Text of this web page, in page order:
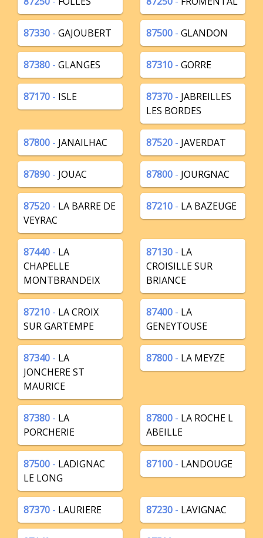
87330 - GAJOUBERT 87500 - GLANDON
87380 - GLANGES 87310 - GORRE
87170 - ISLE 87370 - JABREILLES
LES BORDES
87800 - JANAILHAC 87520 - JAVERDAT
87890 - JOUAC 87800 - JOURGNAC
87520 - LA BARRE DE
VEYRAC
87210 - LA BAZEUGE
87440 - LA
CHAPELLE
MONTBRANDEIX
87130 - LA
CROISILLE SUR
BRIANCE
87210 - LA CROIX
SUR GARTEMPE
87400 - LA
GENEYTOUSE
87340 - LA
JONCHERE ST
MAURICE
87800 - LA MEYZE
87380 - LA
PORCHERIE
87800 - LA ROCHE L
ABEILLE
87500 - LADIGNAC
LE LONG
87100 - LANDOUGE
87370 - LAURIERE 87230 - LAVIGNAC